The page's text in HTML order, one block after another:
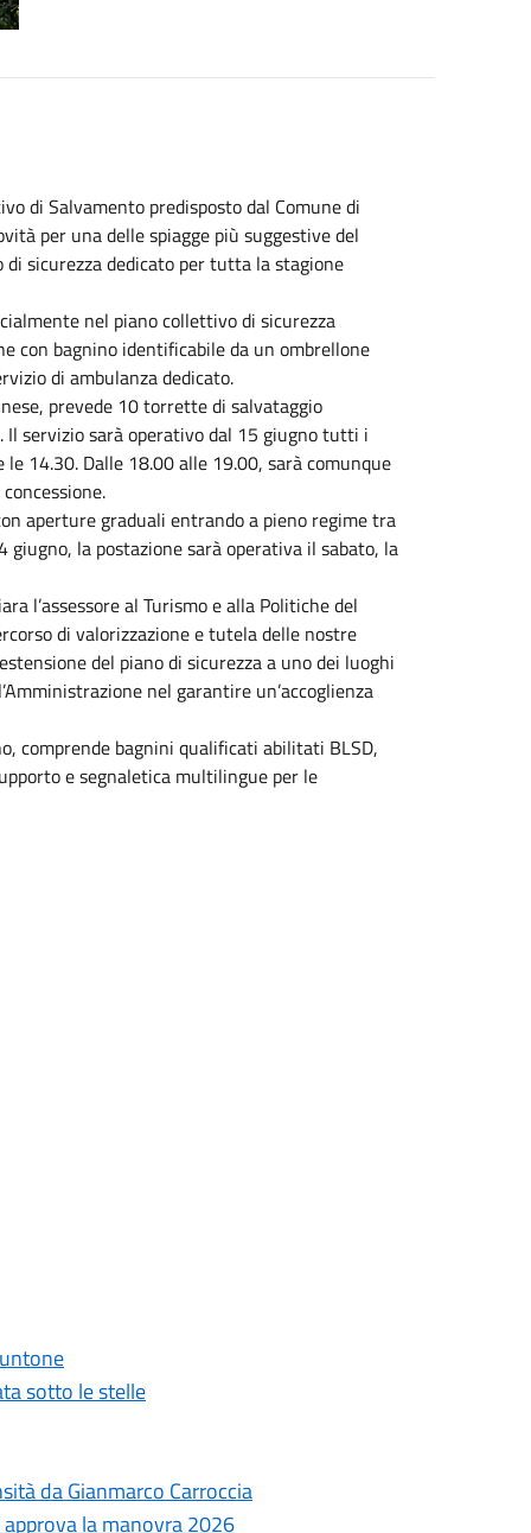
di Salvamento predisposto dal Comune di
per una delle spiagge più suggestive del
sicurezza dedicato per tutta la stagione
nel piano collettivo di sicurezza
con bagnino identificabile da un ombrellone
di ambulanza dedicato.
prevede 10 torrette di salvataggio
servizio sarà operativo dal 15 giugno tutti i
14.30. Dalle 18.00 alle 19.00, sarà comunque
aperture graduali entrando a pieno regime tra
la postazione sarà operativa il sabato, la
l’assessore al Turismo e alla Politiche del
di valorizzazione e tutela delle nostre
del piano di sicurezza a uno dei luoghi
nel garantire un’accoglienza
comprende bagnini qualificati abilitati BLSD,
e segnaletica multilingue per le
sotto le stelle
da Gianmarco Carroccia
la manovra 2026